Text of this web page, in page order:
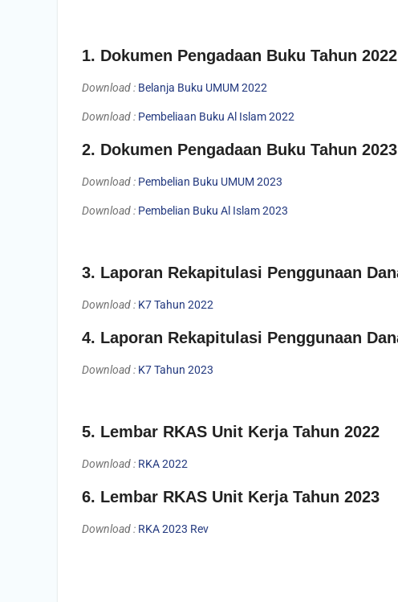
1. Dokumen Pengadaan Buku Tahun 2022
Download : Belanja Buku UMUM 2022
Download : Pembeliaan Buku Al Islam 2022
2. Dokumen Pengadaan Buku Tahun 2023
Download : Pembelian Buku UMUM 2023
Download : Pembelian Buku Al Islam 2023
3. Laporan Rekapitulasi Penggunaan
Download : K7 Tahun 2022
4. Laporan Rekapitulasi Penggunaan
Download : K7 Tahun 2023
5. Lembar RKAS Unit Kerja Tahun 2022
Download : RKA 2022
6. Lembar RKAS Unit Kerja Tahun 2023
Download : RKA 2023 Rev